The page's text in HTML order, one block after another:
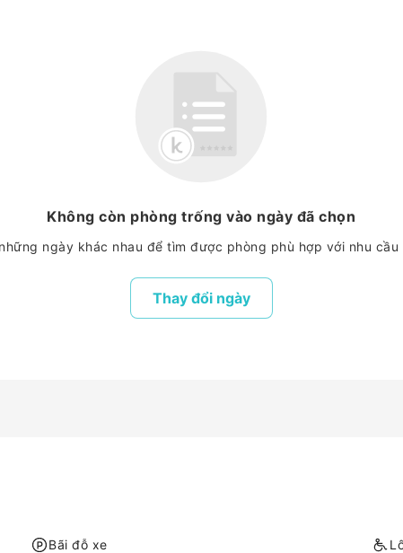
Không còn phòng trống vào ngày đã chọn
ngày khác nhau để tìm được phòng phù hợp với nhu cầu
Thay đổi ngày
Bãi đỗ xe